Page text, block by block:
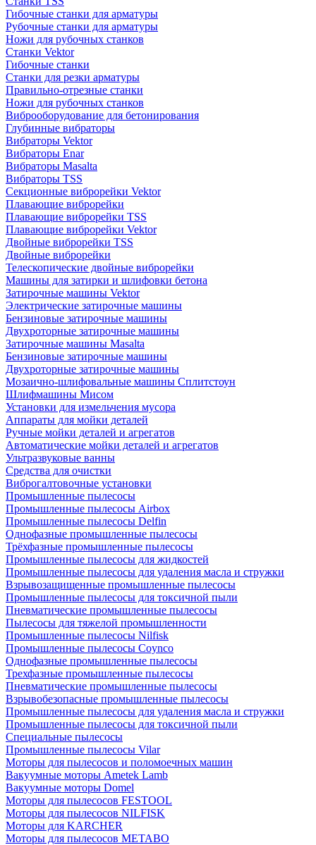
Гибочные станки для арматуры
Рубочные станки для арматуры
Ножи для рубочных станков
Станки Vektor
Гибочные станки
Станки для резки арматуры
Правильно-отрезные станки
Ножи для рубочных станков
Виброоборудование для бетонирования
Глубинные вибраторы
Вибраторы Vektor
Вибраторы Enar
Вибраторы Masalta
Вибраторы TSS
Секционные виброрейки Vektor
Плавающие виброрейки
Плавающие виброрейки TSS
Плавающие виброрейки Vektor
Двойные виброрейки TSS
Двойные виброрейки
Телескопические двойные виброрейки
Машины для затирки и шлифовки бетона
Затирочные машины Vektor
Электрические затирочные машины
Бензиновые затирочные машины
Двухроторные затирочные машины
Затирочные машины Masalta
Бензиновые затирочные машины
Двухроторные затирочные машины
Мозаично-шлифовальные машины Сплитстоун
Шлифмашины Мисом
Установки для измельчения мусора
Аппараты для мойки деталей
Ручные мойки деталей и агрегатов
Автоматические мойки деталей и агрегатов
Ультразвуковые ванны
Средства для очистки
Виброгалтовочные установки
Промышленные пылесосы
Промышленные пылесосы Airbox
Промышленные пылесосы Delfin
Однофазные промышленные пылесосы
Трёхфазные промышленные пылесосы
Промышленные пылесосы для жидкостей
Промышленные пылесосы для удаления масла и стружки
Взрывозащищенные промышленные пылесосы
Промышленные пылесосы для токсичной пыли
Пневматические промышленные пылесосы
Пылесосы для тяжелой промышленности
Промышленные пылесосы Nilfisk
Промышленные пылесосы Coynco
Однофазные промышленные пылесосы
Трехфазные промышленные пылесосы
Пневматические промышленные пылесосы
Взрывобезопасные промышленные пылесосы
Промышленные пылесосы для удаления масла и стружки
Промышленные пылесосы для токсичной пыли
Специальные пылесосы
Промышленные пылесосы Vilar
Моторы для пылесосов и поломоечных машин
Вакуумные моторы Ametek Lamb
Вакуумные моторы Domel
Моторы для пылесосов FESTOOL
Моторы для пылесосов NILFISK
Моторы для KARCHER
Моторы для пылесосов METABO